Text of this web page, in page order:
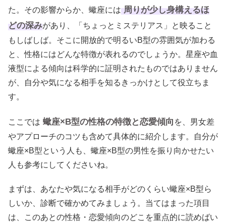
た。その影響からか、蠍座には 周りが少し身構えるほ
どの深みがあり、「ちょっとミステリアス」と映ること
もしばしば。そこに開放的で明るいB型の雰囲気が加わる
と、性格にはどんな特徴が表れるのでしょうか。星座や血
液型による傾向は科学的に証明されたものではありません
が、自分や気になる相手を知るきっかけとして役立ちま
す。
ここでは 蠍座×B型の性格の特徴と恋愛傾向 を、男女差
やアプローチのコツも含めて具体的に紹介します。自分が
蠍座×B型という人も、蠍座×B型の男性を振り向かせたい
人も参考にしてくださいね。
まずは、あなたや気になる相手がどのくらい蠍座×B型ら
しいか、診断で確かめてみましょう。当てはまった項目
は、このあとの性格・恋愛傾向のどこを重点的に読めばい